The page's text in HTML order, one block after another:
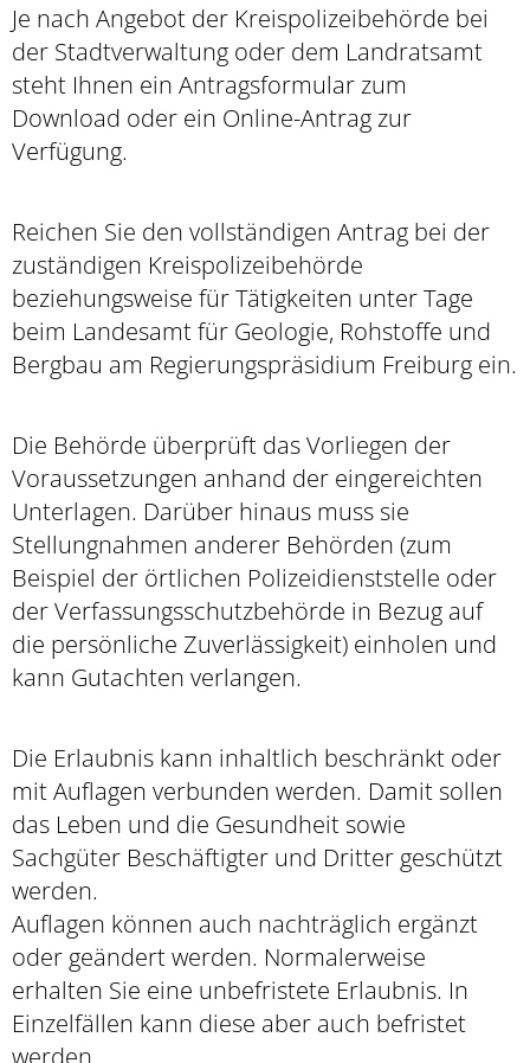
Je nach Angebot der Kreispolizeibehörde bei
der Stadtverwaltung oder dem Landratsamt
steht Ihnen ein Antragsformular zum
Download oder ein Online-Antrag zur
Verfügung.
Reichen Sie den vollständigen Antrag bei der
zuständigen Kreispolizeibehörde
beziehungsweise für Tätigkeiten unter Tage
beim Landesamt für Geologie, Rohstoffe und
Bergbau am Regierungspräsidium Freiburg ein.
Die Behörde überprüft das Vorliegen der
Voraussetzungen anhand der eingereichten
Unterlagen. Darüber hinaus muss sie
Stellungnahmen anderer Behörden (zum
Beispiel der örtlichen Polizeidienststelle oder
der Verfassungsschutzbehörde in Bezug auf
die persönliche Zuverlässigkeit) einholen und
kann Gutachten verlangen.
Die Erlaubnis kann inhaltlich beschränkt oder
mit Auflagen verbunden werden. Damit sollen
das Leben und die Gesundheit sowie
Sachgüter Beschäftigter und Dritter geschützt
werden.
Auflagen können auch nachträglich ergänzt
oder geändert werden. Normalerweise
erhalten Sie eine unbefristete Erlaubnis. In
Einzelfällen kann diese aber auch befristet
werden.